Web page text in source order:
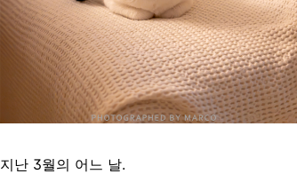
지난 3월의 어느 날.